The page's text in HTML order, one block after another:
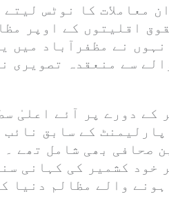
معاملات کا نوٹس
اقلیتوں کے اوپر
نے مظفرآباد میں
سے منعقدہ تصویری
کے دورے پر آئے اعلیٰ
کے سابق نائب
صحافی بھی شامل تھے ۔
خود کشمیر کی کہانی
والے مظالم دنیا